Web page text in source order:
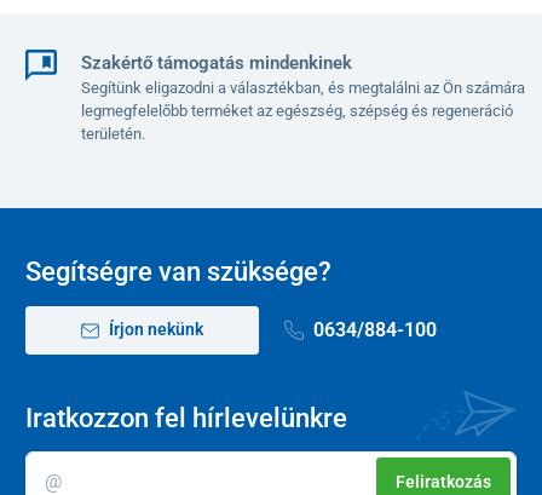
Szakértő támogatás mindenkinek
Segítünk eligazodni a választékban, és megtalálni az Ön számára
legmegfelelőbb terméket az egészség, szépség és regeneráció
területén.
Segítségre van szüksége?
Írjon nekünk 0634/884-100
Iratkozzon fel hírlevelünkre
Feliratkozás